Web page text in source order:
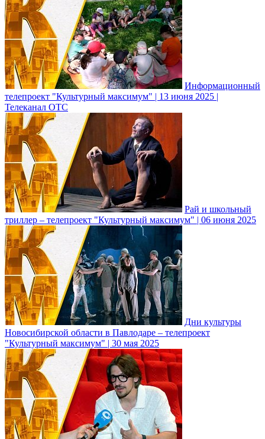
Информационный
телепроект "Культурный максимум" | 13 июня 2025 |
Телеканал ОТС
Рай и школьный
триллер – телепроект "Культурный максимум" | 06 июня 2025
Дни культуры
Новосибирской области в Павлодаре – телепроект
"Культурный максимум" | 30 мая 2025